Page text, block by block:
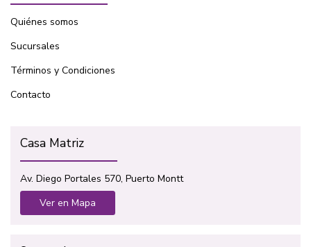
Quiénes somos
Sucursales
Términos y Condiciones
Contacto
Casa Matriz
Av. Diego Portales 570, Puerto Montt
Ver en Mapa